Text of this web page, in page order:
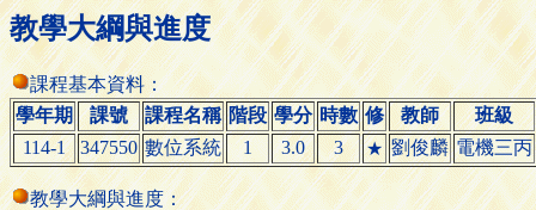
教學大綱與進度
課程基本資料：
學年期
課號 課程名稱 階段 學分 時數 修 教師
班級
114-1
347550 數位系統 1 3.0 3 ★ 劉俊麟 電機三丙
教學大綱與進度：